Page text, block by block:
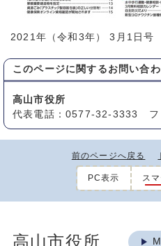
2021年（令和3年） 3月1日号
このページに関する お問い合
高山市役所
代表電話：0577-32-3333 フ
前のページへ戻る
PC表示 ス
高山市役所